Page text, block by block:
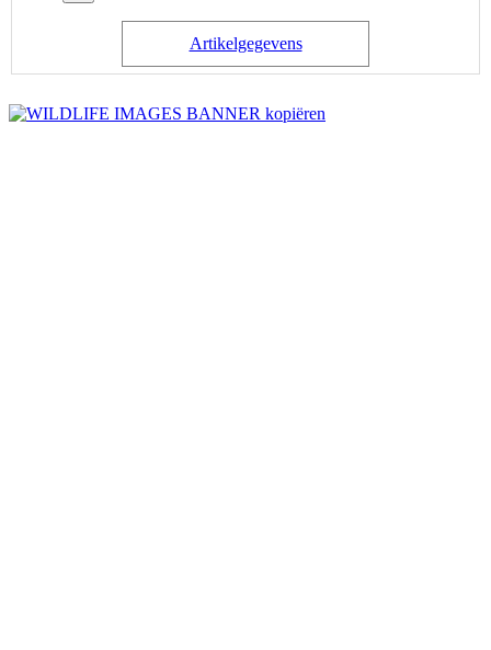
Artikelgegevens